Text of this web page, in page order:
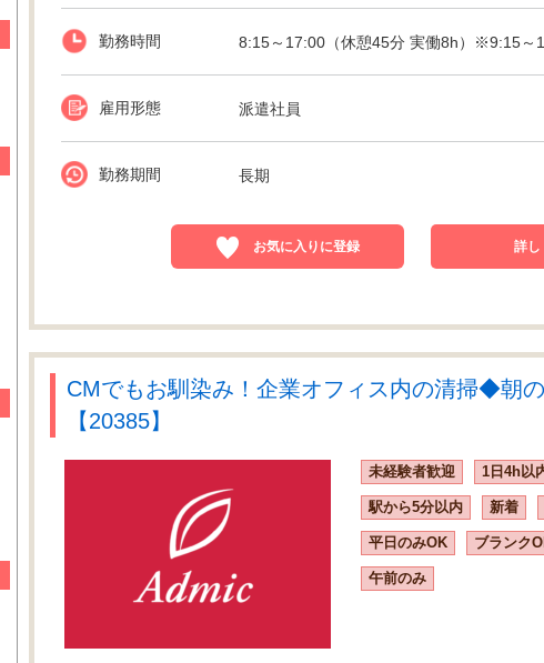
勤務時間 8:15～17:00（休憩45分 実働8h）※9:15～
雇用形態 派遣社員
勤務期間 長期
お気に入りに登録 詳し
CMでもお馴染み！企業オフィス内の清掃◆朝
【20385】
未経験者歓迎 1日4h以
駅から5分以内 新着
平日のみOK ブランク
午前のみ